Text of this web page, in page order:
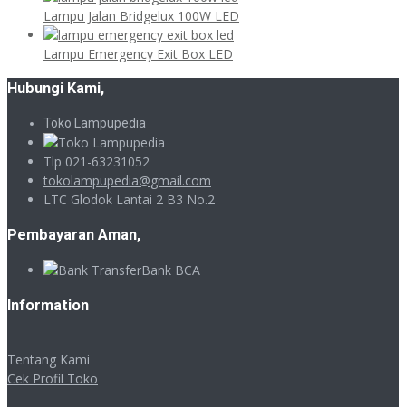
Lampu Jalan Bridgelux 100W LED
Lampu Emergency Exit Box LED
Hubungi Kami,
Toko Lampupedia
Tlp 021-63231052
tokolampupedia@gmail.com
LTC Glodok Lantai 2 B3 No.2
Pembayaran Aman,
Bank BCA
Information
Tentang Kami
Cek Profil Toko